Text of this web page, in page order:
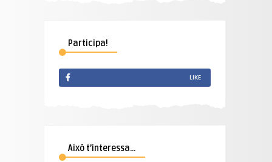
Participa!
LIKE
Això t’interessa…